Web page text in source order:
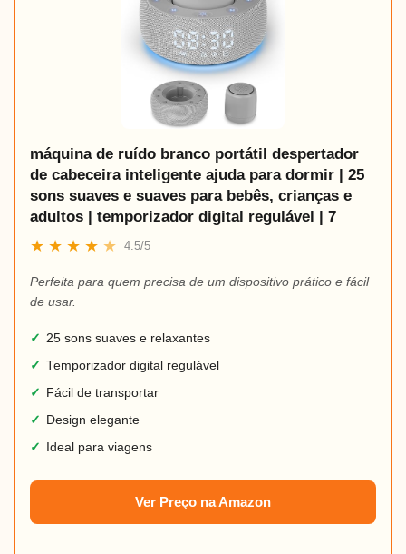
máquina de ruído branco portátil despertador
de cabeceira inteligente ajuda para dormir | 25
sons suaves e suaves para bebês, crianças e
adultos | temporizador digital regulável | 7
★ ★ ★ ★ ★ 4.5/5
Perfeita para quem precisa de um dispositivo prático e fácil
de usar.
✓ 25 sons suaves e relaxantes
✓ Temporizador digital regulável
✓
Fácil de transportar
✓
Design elegante
✓
Ideal para viagens
Ver Preço na Amazon